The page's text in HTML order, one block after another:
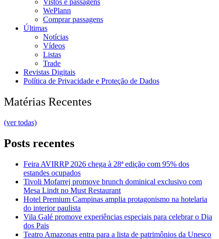
Vistos e passagens
WePlann
Comprar passagens
Últimas
Notícias
Vídeos
Listas
Trade
Revistas Digitais
Política de Privacidade e Proteção de Dados
Matérias Recentes
(ver todas)
Posts recentes
Feira AVIRRP 2026 chega à 28ª edição com 95% dos
estandes ocupados
Tivoli Mofarrej promove brunch dominical exclusivo com
Mesa Lindt no Must Restaurant
Hotel Premium Campinas amplia protagonismo na hotelaria
do interior paulista
Vila Galé promove experiências especiais para celebrar o Dia
dos Pais
Teatro Amazonas entra para a lista de patrimônios da Unesco